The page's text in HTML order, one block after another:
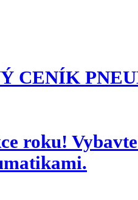
CENÍK
roku!